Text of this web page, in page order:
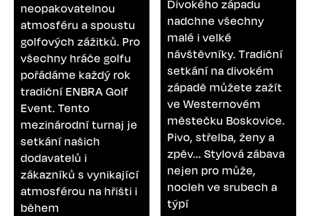
neopakovatelnou
atmosféru a spoustu
golfových zážitků. Pro
všechny hráče golfu
pořádáme každý rok
tradiční ENBRA Golf
Event. Tento
mezinárodní turnaj je
setkání našich
dodavatelů i
zákazníků s vynikající
atmosférou na hřišti i
během
Divokého západu
nadchne všechny
malé i velké
návštěvníky. Tradiční
setkání na divokém
západě můžete zažít
ve Westernovém
městečku Boskovice.
Pivo, střelba, ženy a
zpěv... Stylová zábava
nejen pro může,
nocleh ve srubech a
týpí